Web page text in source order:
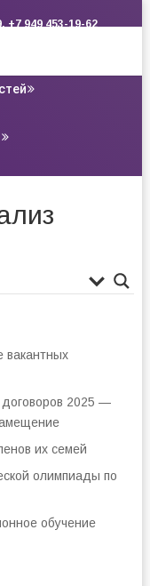
+7 949 453-19-62
вакантных
договоров 2025 —
их семей
олимпиады по
обучение